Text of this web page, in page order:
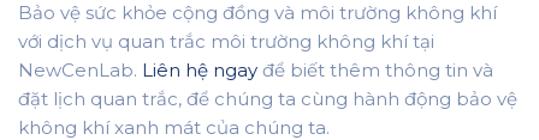
Bảo vệ sức khỏe cộng đồng và môi trường không khí
với dịch vụ quan trắc môi trường không khí tại
NewCenLab. Liên hệ ngay để biết thêm thông tin và
đặt lịch quan trắc, để chúng ta cùng hành động bảo vệ
không khí xanh mát của chúng ta.